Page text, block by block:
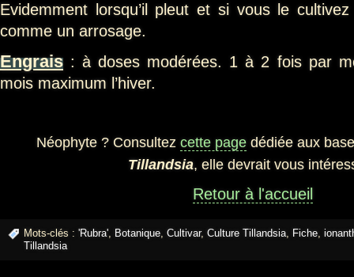
Evidemment lorsqu’il pleut et si vous le
comme un arrosage.
Engrais : à doses modérées. 1 à 2 fois par
mois maximum l’hiver.
Néophyte ? Consultez cette pagedédiée aux
Tillandsia, elle devrait vous
Retour à l'accueil
Mots-clés : 'Rubra' Botanique Cultivar, Culture Tillandsia Fiche
Tillandsia